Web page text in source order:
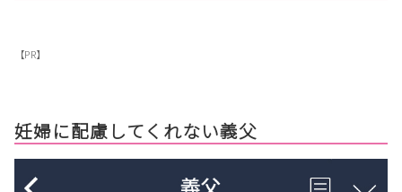
【PR】
妊婦に配慮してくれない義父